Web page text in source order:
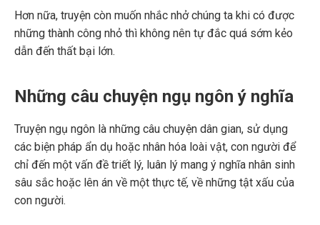
Hơn nữa, truyện còn muốn nhắc nhở chúng ta khi có được
những thành công nhỏ thì không nên tự đắc quá sớm kẻo
dẫn đến thất bại lớn.
Những câu chuyện ngụ ngôn ý nghĩa
Truyện ngụ ngôn là những câu chuyện dân gian, sử dụng
các biện pháp ẩn dụ hoặc nhân hóa loài vật, con người để
chỉ đến một vấn đề triết lý, luân lý mang ý nghĩa nhân sinh
sâu sắc hoặc lên án về một thực tế, về những tật xấu của
con người.